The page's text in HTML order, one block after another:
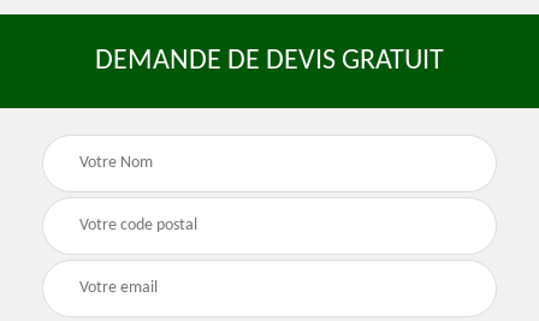
DEMANDE DE DEVIS GRATUIT